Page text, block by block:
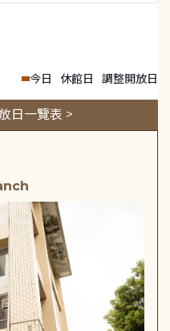
今日 休館日 調整開放日
日一覽表 >